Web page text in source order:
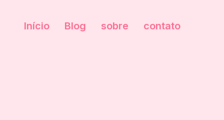
Início Blog sobre contato